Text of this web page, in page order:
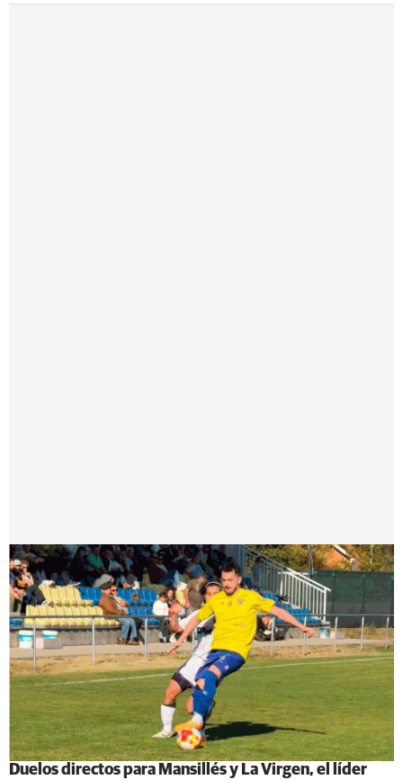
Duelos directos para Mansillés y La Virgen, el líder